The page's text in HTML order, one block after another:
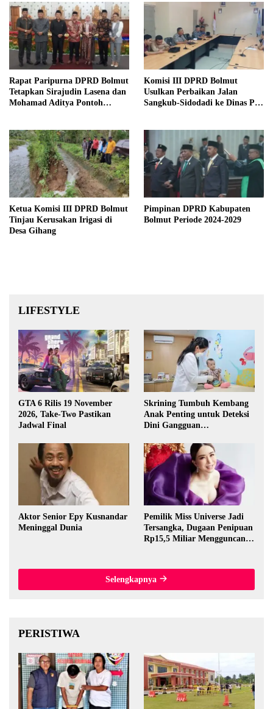
Rapat Paripurna DPRD Bolmut
Tetapkan Sirajudin Lasena dan
Mohamad Aditya Pontoh
Komisi III DPRD Bolmut
Usulkan Perbaikan Jalan
Sangkub-Sidodadi ke Dinas PU
Ketua Komisi III DPRD Bolmut
Tinjau Kerusakan Irigasi di
Desa Gihang
Pimpinan DPRD Kabupaten
Bolmut Periode 2024-2029
LIFESTYLE
GTA 6 Rilis 19 November
2026, Take-Two Pastikan
Jadwal Final
Skrining Tumbuh Kembang
Anak Penting untuk Deteksi
Dini Gangguan
Aktor Senior Epy Kusnandar
Meninggal Dunia
Pemilik Miss Universe Jadi
Tersangka, Dugaan Penipuan
Rp15,5 Miliar Mengguncang
Selengkapnya
PERISTIWA